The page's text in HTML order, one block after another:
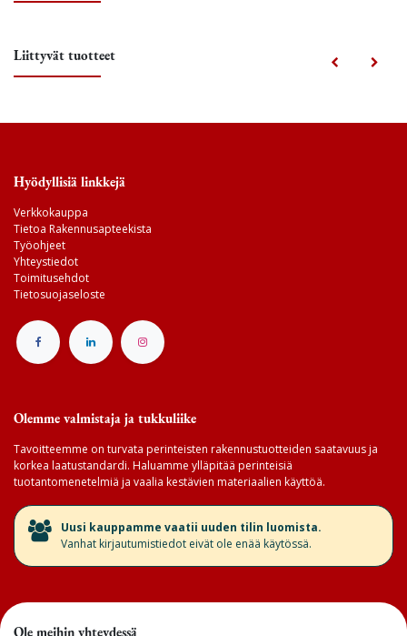
Liittyvät tuotteet
Hyödyllisiä linkkejä
Verkkokauppa
Tietoa Rakennusapteekista
Työohjeet
Yhteystiedot
Toimitusehdot
Tietosuojaseloste
Olemme valmistaja ja tukkuliike
Tavoitteemme on turvata perinteisten rakennustuotteiden saatavuus ja
korkea laatustandardi. Haluamme ylläpitää perinteisiä
tuotantomenetelmiä ja vaalia kestävien materiaalien käyttöä.
​Uusi kauppamme vaatii uuden tilin luomista.
Vanhat kirjautumistiedot eivät ole enää käytössä.
Ole meihin yhteydessä